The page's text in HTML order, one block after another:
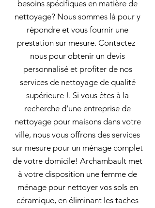
besoins spécifiques en matière de
nettoyage? Nous sommes là pour y
répondre et vous fournir une
prestation sur mesure. Contactez-
nous pour obtenir un devis
personnalisé et profiter de nos
services de nettoyage de qualité
supérieure !. Si vous êtes à la
recherche d'une entreprise de
nettoyage pour maisons dans votre
ville, nous vous offrons des services
sur mesure pour un ménage complet
de votre domicile! Archambault met
à votre disposition une femme de
ménage pour nettoyer vos sols en
céramique, en éliminant les taches